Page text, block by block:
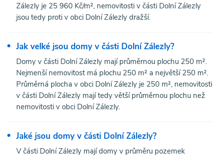
Zálezly je 25 960 Kč/m², nemovitosti v části Dolní Zálezly
jsou tedy proti v obci Dolní Zálezly dražší.
Jak velké jsou domy v části Dolní Zálezly?
Domy v části Dolní Zálezly mají průměrnou plochu 250 m².
Nejmenší nemovitost má plochu 250 m² a největší 250 m².
Průměrná plocha v obci Dolní Zálezly je 250 m², nemovitosti
v části Dolní Zálezly mají tedy větší průměrnou plochu než
nemovitosti v obci Dolní Zálezly.
Jaké jsou domy v části Dolní Zálezly?
V části Dolní Zálezly mají domy v průměru pozemek